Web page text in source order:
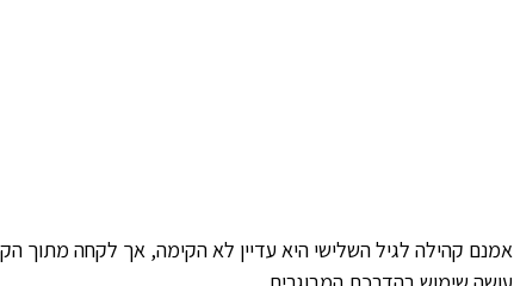
אמנם קהילה לגיל השלישי היא עדיין לא הקימה, אך לקחה מתוך